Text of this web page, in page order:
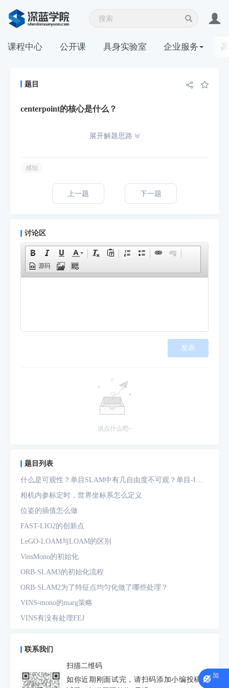
课程中心 公开课 具身实验室 企业服务
题目
centerpoint的核心是什么？
展开解题思路
感知
上一题 下一题
讨论区
源码
发表
说点什么吧~
题目列表
什么是可观性？单目SLAM中有几自由度不可观？单目-IMU
系统中有几自由度不可观？
相机内参标定时，世界坐标系怎么定义
位姿的插值怎么做
FAST-LIO2的创新点
LeGO-LOAM与LOAM的区别
VinsMono的初始化
ORB-SLAM3的初始化流程
ORB-SLAM2为了特征点均匀化做了哪些处理？
VINS-mono的marg策略
VINS有没有处理FEJ
预积分中的bias如何处理
为什么要进行预积分
IMU测量方程是什么？噪声模型是什么？
联系我们
扫描二维码
如你近期刚面试完，请扫码添加小编投稿面